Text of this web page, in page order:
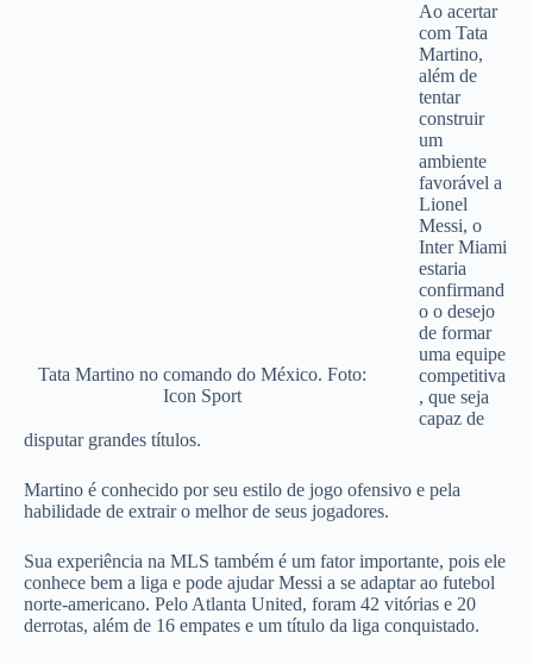
Tata Martino no comando do México. Foto:
Icon Sport
Ao acertar
com Tata
Martino,
além de
tentar
construir
um
ambiente
favorável a
Lionel
Messi, o
Inter Miami
estaria
confirmand
o o desejo
de formar
uma equipe
competitiva
, que seja
capaz de
disputar grandes títulos.
Martino é conhecido por seu estilo de jogo ofensivo e pela
habilidade de extrair o melhor de seus jogadores.
Sua experiência na MLS também é um fator importante, pois ele
conhece bem a liga e pode ajudar Messi a se adaptar ao futebol
norte-americano. Pelo Atlanta United, foram 42 vitórias e 20
derrotas, além de 16 empates e um título da liga conquistado.